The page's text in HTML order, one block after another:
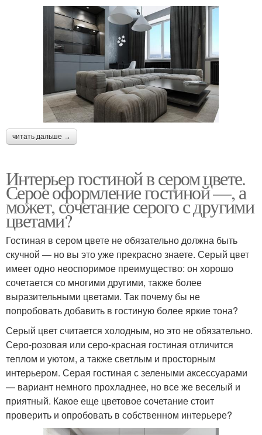
читать дальше →
Интерьер гостиной в сером цвете.
Серое оформление гостиной —, а
может, сочетание серого с другими
цветами?
Гостиная в сером цвете не обязательно должна быть
скучной — но вы это уже прекрасно знаете. Серый цвет
имеет одно неоспоримое преимущество: он хорошо
сочетается со многими другими, также более
выразительными цветами. Так почему бы не
попробовать добавить в гостиную более яркие тона?
Серый цвет считается холодным, но это не обязательно.
Серо-розовая или серо-красная гостиная отличится
теплом и уютом, а также светлым и просторным
интерьером. Серая гостиная с зелеными аксессуарами
— вариант немного прохладнее, но все же веселый и
приятный. Какое еще цветовое сочетание стоит
проверить и опробовать в собственном интерьере?